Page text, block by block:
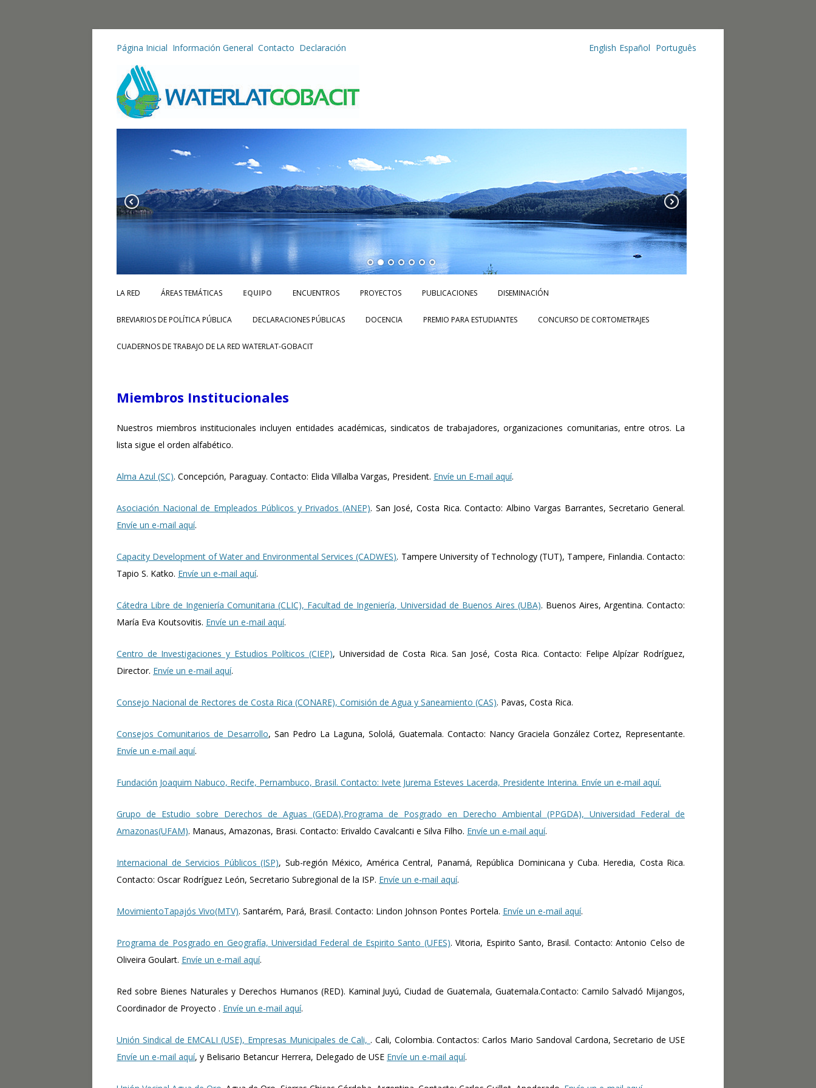
Página Inicial Información General Contacto Declaración English Español Português
LA RED ÁREAS TEMÁTICAS EQUIPO ENCUENTROS PROYECTOS PUBLICACIONES DISEMINACIÓN
BREVIARIOS DE POLÍTICA PÚBLICA DECLARACIONES PÚBLICAS DOCENCIA PREMIO PARA ESTUDIANTES CONCURSO DE CORTOMETRAJES
CUADERNOS DE TRABAJO DE LA RED WATERLAT-GOBACIT
Miembros Institucionales
Nuestros miembros institucionales incluyen entidades académicas, sindicatos de trabajadores, organizaciones comunitarias, entre otros. La
lista sigue el orden alfabético.
Alma Azul (SC). Concepción, Paraguay. Contacto: Elida Villalba Vargas, President. Envíe un E-mail aquí.
Asociación Nacional de Empleados Públicos y Privados (ANEP). San José, Costa Rica. Contacto: Albino Vargas Barrantes, Secretario General.
Envíe un e-mail aquí.
Capacity Development of Water and Environmental Services (CADWES). Tampere University of Technology (TUT), Tampere, Finlandia. Contacto:
Tapio S. Katko. Envíe un e-mail aquí.
Cátedra Libre de Ingeniería Comunitaria (CLIC), Facultad de Ingeniería, Universidad de Buenos Aires (UBA). Buenos Aires, Argentina. Contacto:
María Eva Koutsovitis. Envíe un e-mail aquí.
Centro de Investigaciones y Estudios Políticos (CIEP), Universidad de Costa Rica. San José, Costa Rica. Contacto: Felipe Alpízar Rodríguez,
Director. Envíe un e-mail aquí.
Consejo Nacional de Rectores de Costa Rica (CONARE), Comisión de Agua y Saneamiento (CAS). Pavas, Costa Rica.
Consejos Comunitarios de Desarrollo, San Pedro La Laguna, Sololá, Guatemala. Contacto: Nancy Graciela González Cortez, Representante.
Envíe un e-mail aquí.
Fundación Joaquim Nabuco, Recife, Pernambuco, Brasil. Contacto: Ivete Jurema Esteves Lacerda, Presidente Interina. Envíe un e-mail aquí.
Grupo de Estudio sobre Derechos de Aguas (GEDA),Programa de Posgrado en Derecho Ambiental (PPGDA), Universidad Federal de
Amazonas(UFAM). Manaus, Amazonas, Brasi. Contacto: Erivaldo Cavalcanti e Silva Filho. Envíe un e-mail aquí.
Internacional de Servicios Públicos (ISP), Sub-región México, América Central, Panamá, República Dominicana y Cuba. Heredia, Costa Rica.
Contacto: Oscar Rodríguez León, Secretario Subregional de la ISP. Envíe un e-mail aquí.
MovimientoTapajós Vivo(MTV). Santarém, Pará, Brasil. Contacto: Lindon Johnson Pontes Portela. Envíe un e-mail aquí.
Programa de Posgrado en Geografía, Universidad Federal de Espirito Santo (UFES). Vitoria, Espirito Santo, Brasil. Contacto: Antonio Celso de
Oliveira Goulart. Envíe un e-mail aquí.
Red sobre Bienes Naturales y Derechos Humanos (RED). Kaminal Juyú, Ciudad de Guatemala, Guatemala.Contacto: Camilo Salvadó Mijangos,
Coordinador de Proyecto . Envíe un e-mail aquí.
Unión Sindical de EMCALI (USE), Empresas Municipales de Cali,. Cali, Colombia. Contactos: Carlos Mario Sandoval Cardona, Secretario de USE
Envíe un e-mail aquí, y Belisario Betancur Herrera, Delegado de USE Envíe un e-mail aquí.